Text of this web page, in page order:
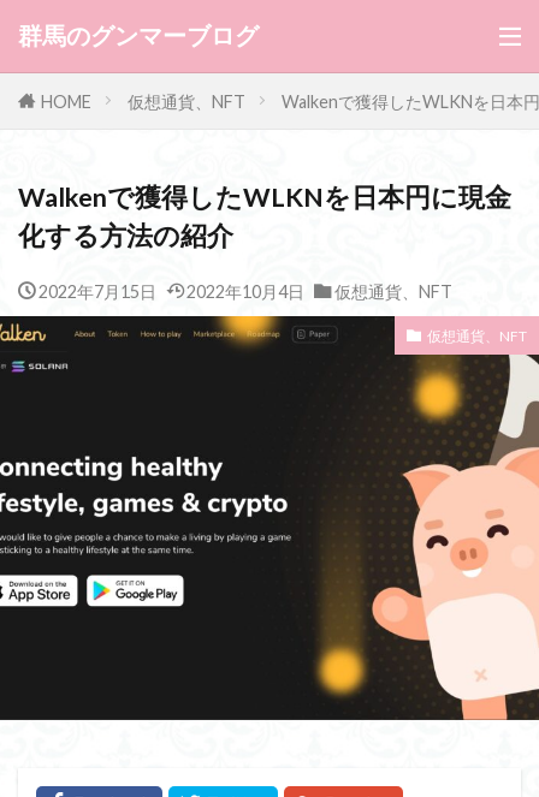
群馬のグンマーブログ
HOME 仮想通貨、NFT Walkenで獲得したWLKNを日本
Walkenで獲得したWLKNを日本円に現金
化する方法の紹介
2022年7月15日 2022年10月4日 仮想通貨、NFT
仮想通貨、NFT